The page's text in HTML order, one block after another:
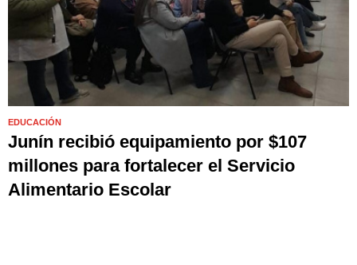
EDUCACIÓN
Junín recibió equipamiento por $107
millones para fortalecer el Servicio
Alimentario Escolar